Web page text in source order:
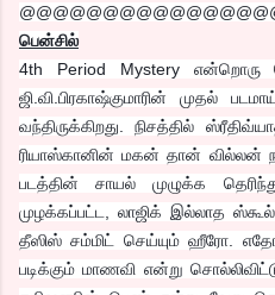
பென்சில்
4th Period Mystery என்றொரு
ஜி.வி.பிரகாஷ்குமாரின் முதல்
வந்திருக்கிறது. நிசத்தில்
ரியாஸ்கானின் மகன் தான் வில்லன்
படத்தின் சாயல் முழுக்க
முழக்கப்பட்ட, லாஜிக் இல்லாத
தீஸிஸ் சம்மிட் செய்யும் ஹீரோ. எதோ
படிக்கும் மாணவி என்று